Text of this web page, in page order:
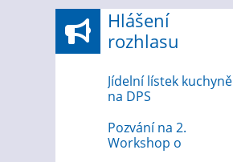
Hlášení
rozhlasu
Jídelní lístek kuchyně
na DPS
Pozvání na 2.
Workshop o